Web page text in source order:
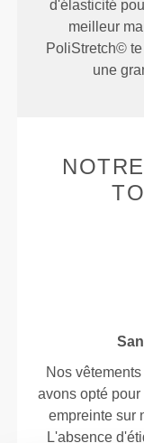
d'élasticité
meilleur
PoliStretch©
une
Nos
avons opté
empreinte sur
L'absence